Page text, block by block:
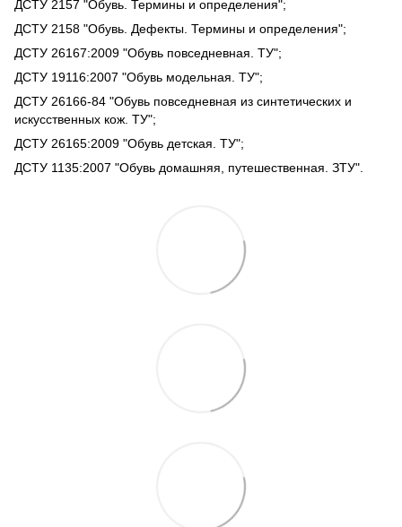
ДСТУ 2157 "Обувь. Термины и определения";
ДСТУ 2158 "Обувь. Дефекты. Термины и определения";
ДСТУ 26167:2009 "Обувь повседневная. ТУ";
ДСТУ 19116:2007 "Обувь модельная. ТУ";
ДСТУ 26166-84 "Обувь повседневная из синтетических и
искусственных кож. ТУ";
ДСТУ 26165:2009 "Обувь детская. ТУ";
ДСТУ 1135:2007 "Обувь домашняя, путешественная. ЗТУ".